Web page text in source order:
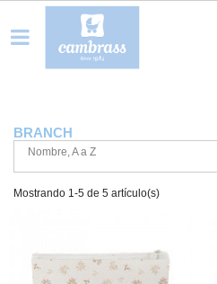
BRANCH
Nombre, A a Z
Mostrando 1-5 de 5 artículo(s)